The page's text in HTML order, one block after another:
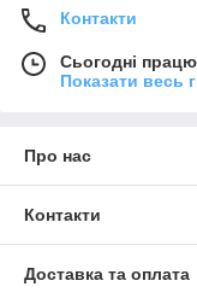
Контакти
Сьогодні
Показати весь
Про нас
Контакти
Доставка та оплата